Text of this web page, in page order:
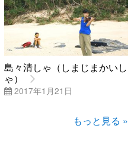
島々清しゃ（しまじまかいし
ゃ）
2017年1月21日
もっと見る »